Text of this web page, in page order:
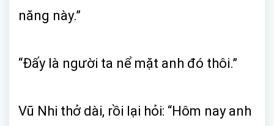
năng này.”
“Đấy là người ta nể mặt anh đó thôi.”
Vũ Nhi thở dài, rồi lại hỏi: “Hôm nay anh